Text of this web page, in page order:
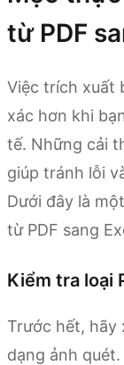
từ PDF
Việc trích xuất
xác hơn khi
tế. Những cải
giúp tránh lỗi
Dưới đây là
từ PDF sang
Kiểm tra loại
Trước hết, hãy
dạng ảnh